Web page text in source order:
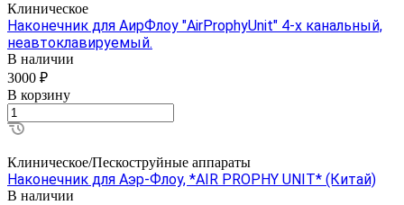
Клиническое
Наконечник для АирФлоу "AirProphyUnit" 4-х канальный,
неавтоклавируемый.
В наличии
3000 ₽
В корзину
Клиническое/Пескоструйные аппараты
Наконечник для Аэр-Флоу, *AIR PROPHY UNIT* (Китай)
В наличии